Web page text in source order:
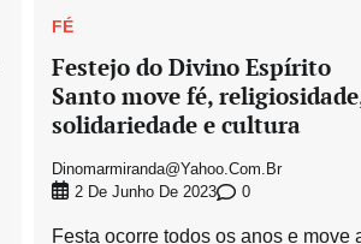
FÉ
Festejo do Divino Espírito
Santo move fé,
solidariedade e cultura
Dinomarmiranda@yahoo.com.br
2 De Junho De 2023
0
Festa ocorre todos os anos e move